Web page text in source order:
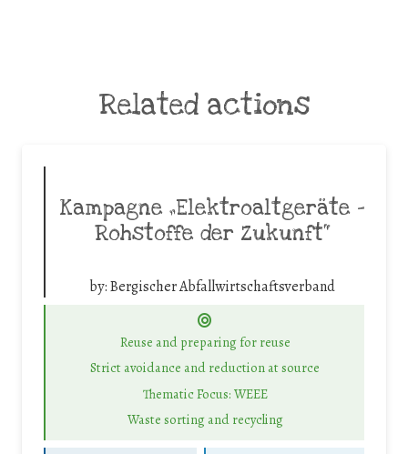
Related actions
Kampagne „Elektroaltgeräte –
Rohstoffe der Zukunft“
by:Bergischer Abfallwirtschaftsverband
Reuse and preparing for reuse
Strict avoidance and reduction at source
Thematic Focus: WEEE
Waste sorting and recycling